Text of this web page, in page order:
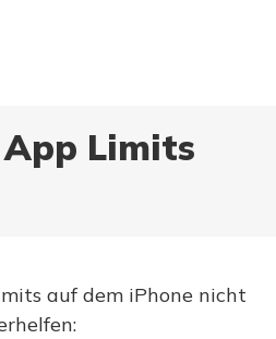
App Limits
auf dem iPhone nicht